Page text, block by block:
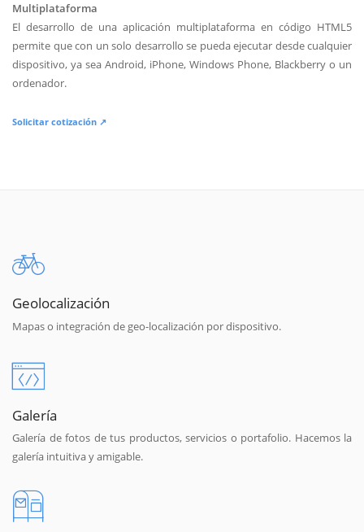
Multiplataforma
El desarrollo de una aplicación multiplataforma en código HTML5
permite que con un solo desarrollo se pueda ejecutar desde cualquier
dispositivo, ya sea Android, iPhone, Windows Phone, Blackberry o un
ordenador.
Solicitar cotización ↗
Geolocalización
Mapas o integración de geo-localización por dispositivo.
Galería
Galería de fotos de tus productos, servicios o portafolio. Hacemos la
galería intuitiva y amigable.